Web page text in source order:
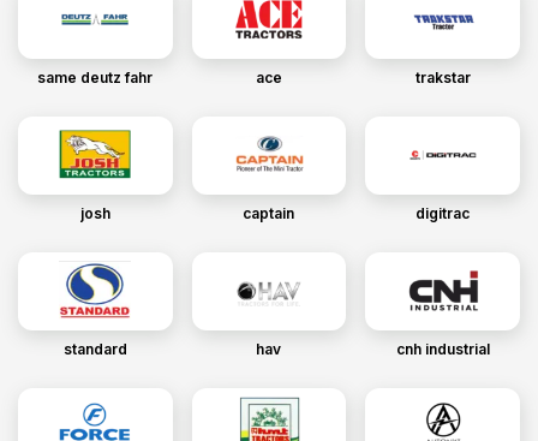
same deutz fahr ace trakstar
josh captain digitrac
standard hav cnh industrial